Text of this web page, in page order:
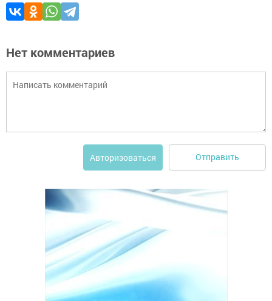
Нет комментариев
Авторизоваться Отправить